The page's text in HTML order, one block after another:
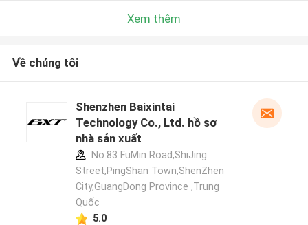
Xem thêm
Về chúng tôi
Shenzhen Baixintai
Technology Co., Ltd. hồ sơ
nhà sản xuất
No.83 FuMin Road,ShiJing
Street,PingShan Town,ShenZhen
City,GuangDong Province ,Trung
Quốc
5.0